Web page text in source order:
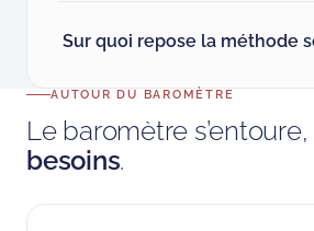
Sur quoi repose la méthode
AUTOUR DU BAROMÈTRE
Le baromètre s’entoure,
besoins.